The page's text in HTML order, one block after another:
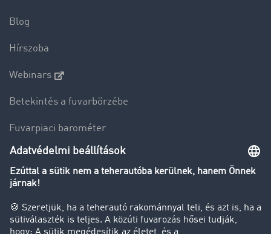
Blog
Hírszoba
Webinars
Betekintés a fuvarbörzébe
Fuvarpiaci barométer
Transzportlexikon
Tehergépkocsi-forgalomkorlátozás
Cég